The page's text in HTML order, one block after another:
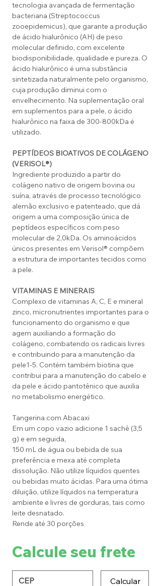
tecnologia avançada de fermentação
bacteriana (Streptococcus
zooepidemicus), que garante a produção
de ácido hialurônico (AH) de peso
molecular definido, com excelente
biodisponibilidade, qualidade e pureza. O
ácido hialurônico é uma substância
sintetizada naturalmente pelo organismo,
cuja produção diminui com o
envelhecimento. Na suplementação oral
em suplementos para a pele, o ácido
hialurônico na faixa de 300-800kDa é
utilizado.
PEPTÍDEOS BIOATIVOS DE COLÁGENO
(VERISOL®)
Ingrediente produzido a partir do
colágeno nativo de origem bovina ou
suína, através de processo tecnológico
alemão exclusivo e patenteado, que dá
origem a uma composição única de
peptídeos específicos com peso
molecular de 2,0kDa. Os aminoácidos
únicos presentes em Verisol® compõem
a estrutura de importantes tecidos como
a pele.
VITAMINAS E MINERAIS
Complexo de vitaminas A, C, E e mineral
zinco, micronutrientes importantes para o
funcionamento do organismo e que
agem auxiliando a formação do
colágeno, combatendo os radicais livres
e contribuindo para a manutenção da
pele1-5. Contém também biotina que
contribui para a manutenção do cabelo e
da pele e ácido pantotênico que auxilia
no metabolismo energético.
Tangerina com Abacaxi
Em um copo vazio adicione 1 sachê (3,5
g) e em seguida,
150 mL de água ou bebida de sua
preferência e mexa até completa
dissolução. Não utilize líquidos quentes
ou bebidas muito ácidas. Para uma ótima
diluição, utilize líquidos na temperatura
ambiente e livres de gorduras, tais como
leite desnatado.
Rende até 30 porções
Calcule seu frete
Calcular